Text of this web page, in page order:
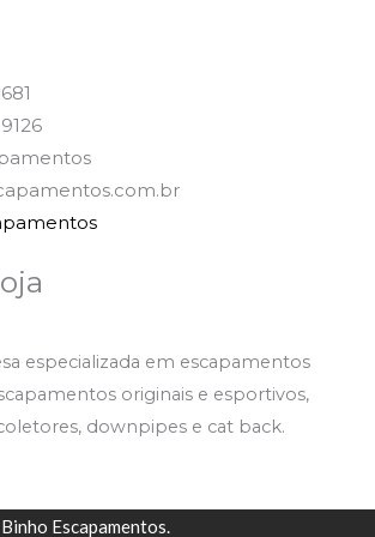
especializada em escapamentos
originais e esportivos,
downpipes e cat back.
Escapamentos.